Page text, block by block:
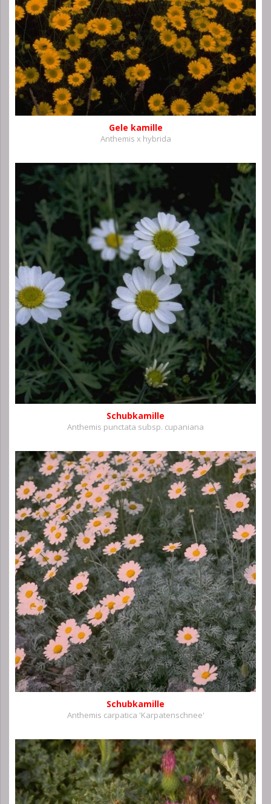
Gele kamille
Anthemis x hybrida
Schubkamille
Anthemis punctata subsp. cupaniana
Schubkamille
Anthemis carpatica 'Karpatenschnee'